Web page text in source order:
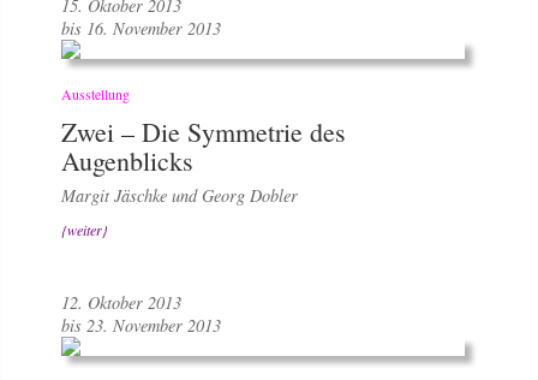
15. Oktober 2013
bis 16. November 2013
Ausstellung
Zwei – Die Symmetrie des
Augenblicks
Margit Jäschke und Georg Dobler
{weiter}
12. Oktober 2013
bis 23. November 2013